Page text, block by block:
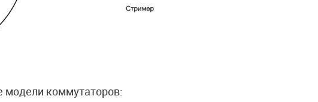
коммутаторов: